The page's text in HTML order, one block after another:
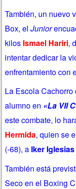
También, un nuevo
Box, elJunior
kilos Ismael Hariri,
intentar dedicar la
enfrentamiento con
La Escola
alumno en «La VII
este combate, lo
Hermida, quien se
(-68), a Iker Iglesias
También está
Seco en el Boxing